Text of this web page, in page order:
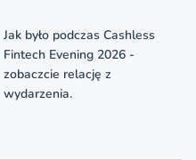
Jak było podczas Cashless
Fintech Evening 2026 -
zobaczcie relację z
wydarzenia.